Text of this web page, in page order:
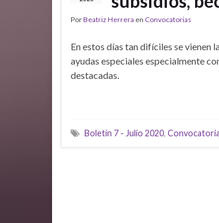
PorBeatriz Herrera en Convocatorias
En estos días tan difíciles se vienen
ayudas especiales especialmente
destacadas.
Boletín 7 - Julio 2020,